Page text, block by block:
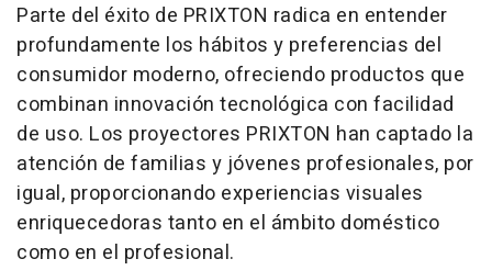
Parte del éxito de PRIXTON radica en entender
profundamente los hábitos y preferencias del
consumidor moderno, ofreciendo productos que
combinan innovación tecnológica con facilidad
de uso. Los proyectores PRIXTON han captado la
atención de familias y jóvenes profesionales, por
igual, proporcionando experiencias visuales
enriquecedoras tanto en el ámbito doméstico
como en el profesional.